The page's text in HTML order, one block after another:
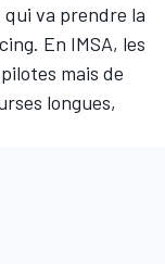
qui va prendre la
En IMSA, les
mais de
longues,